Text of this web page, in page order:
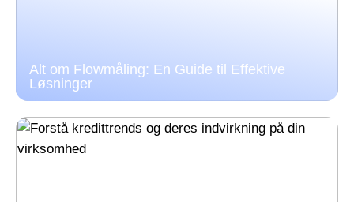
Alt om Flowmåling: En Guide til Effektive
Løsninger